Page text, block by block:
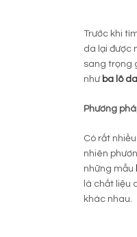
Trước khi
da lại được
sang trọng
như ba lô
Phương
Có rất
nhiên
những mẫu
là chất liệu
khác nhau.